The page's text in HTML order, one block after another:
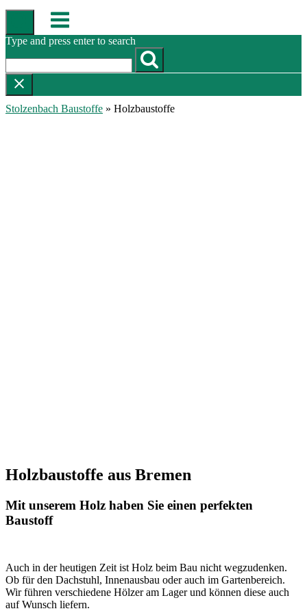
Skip
content
Menu
Type and press enter to search
Stolzenbach Baustoffe » Holzbaustoffe
Holzbaustoffe aus Bremen
Mit unserem Holz haben Sie einen perfekten
Baustoff
Auch in der heutigen Zeit ist Holz beim Bau nicht wegzudenken.
Ob für den Dachstuhl, Innenausbau oder auch im Gartenbereich.
Wir führen verschiedene Hölzer am Lager und können diese auch
auf Wunsch liefern.